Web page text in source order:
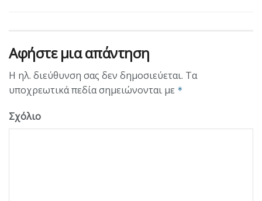
Αφήστε μια απάντηση
Η ηλ. διεύθυνση σας δεν δημοσιεύεται. Τα
υποχρεωτικά πεδία σημειώνονται με *
Σχόλιο